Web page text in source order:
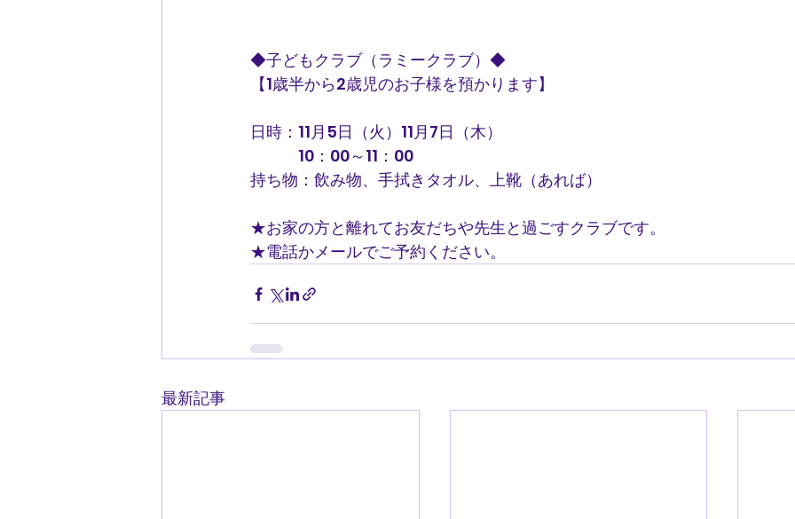
◆子どもクラブ（ラミークラブ）◆
【1歳半から2歳児のお子様を預かります】
日時：11月5日（火）11月7日（木）
10：00～11：00
持ち物：飲み物、手拭きタオル、上靴（あれば）
★お家の方と離れてお友だちや先生と過ごすクラブです。
★電話かメールでご予約ください。
最新記事